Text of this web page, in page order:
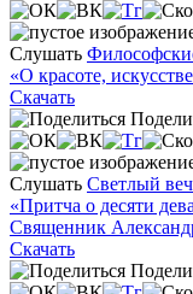
Слушать
«О красоте,
Скачать
Слушать Светлый
«Притча о десяти
Священник
Скачать